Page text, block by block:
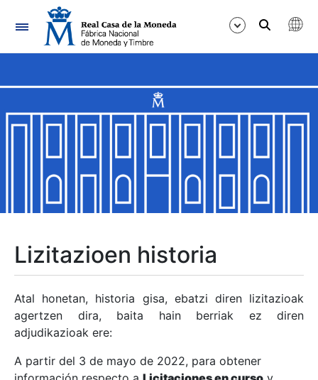
Nabigazioa
Erakutsi/Ezkutatu
Erakutsi/Ezkutatu
Erakutsi/Ezkutatu
Erakutsi/Ezkutatu
Erakutsi/Ezkutatu
Lizitazioen historia
Atal honetan, historia gisa, ebatzi diren lizitazioak
agertzen dira, baita hain berriak ez diren
adjudikazioak ere:
A partir del 3 de mayo de 2022, para obtener